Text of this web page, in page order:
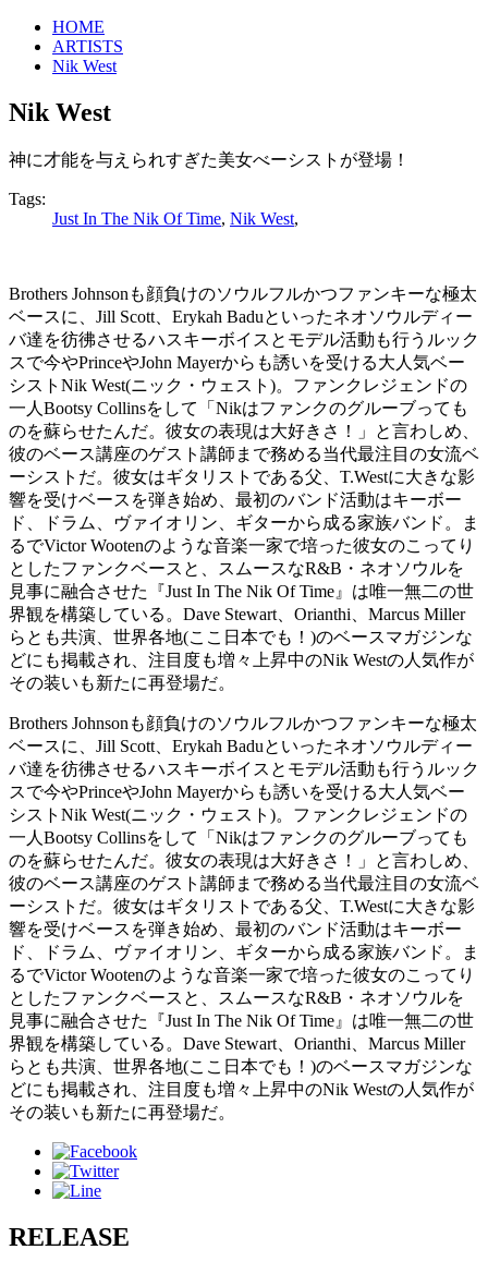
HOME
ARTISTS
Nik West
Nik West
神に才能を与えられすぎた美女べーシストが登場！
Tags:
Just In The Nik Of Time, Nik West,
Brothers Johnsonも顔負けのソウルフルかつファンキーな極太
ベースに、Jill Scott、Erykah Baduといったネオソウルディー
バ達を彷彿させるハスキーボイスとモデル活動も行うルック
スで今やPrinceやJohn Mayerからも誘いを受ける大人気ベー
シストNik West(ニック・ウェスト)。ファンクレジェンドの
一人Bootsy Collinsをして「Nikはファンクのグルーブっても
のを蘇らせたんだ。彼女の表現は大好きさ！」と言わしめ、
彼のベース講座のゲスト講師まで務める当代最注目の女流ベ
ーシストだ。彼女はギタリストである父、T.Westに大きな影
響を受けベースを弾き始め、最初のバンド活動はキーボー
ド、ドラム、ヴァイオリン、ギターから成る家族バンド。ま
るでVictor Wootenのような音楽一家で培った彼女のこってり
としたファンクベースと、スムースなR&B・ネオソウルを
見事に融合させた『Just In The Nik Of Time』は唯一無二の世
界観を構築している。Dave Stewart、Orianthi、Marcus Miller
らとも共演、世界各地(ここ日本でも！)のベースマガジンな
どにも掲載され、注目度も増々上昇中のNik Westの人気作が
その装いも新たに再登場だ。
Brothers Johnsonも顔負けのソウルフルかつファンキーな極太
ベースに、Jill Scott、Erykah Baduといったネオソウルディー
バ達を彷彿させるハスキーボイスとモデル活動も行うルック
スで今やPrinceやJohn Mayerからも誘いを受ける大人気ベー
シストNik West(ニック・ウェスト)。ファンクレジェンドの
一人Bootsy Collinsをして「Nikはファンクのグルーブっても
のを蘇らせたんだ。彼女の表現は大好きさ！」と言わしめ、
彼のベース講座のゲスト講師まで務める当代最注目の女流ベ
ーシストだ。彼女はギタリストである父、T.Westに大きな影
響を受けベースを弾き始め、最初のバンド活動はキーボー
ド、ドラム、ヴァイオリン、ギターから成る家族バンド。ま
るでVictor Wootenのような音楽一家で培った彼女のこってり
としたファンクベースと、スムースなR&B・ネオソウルを
見事に融合させた『Just In The Nik Of Time』は唯一無二の世
界観を構築している。Dave Stewart、Orianthi、Marcus Miller
らとも共演、世界各地(ここ日本でも！)のベースマガジンな
どにも掲載され、注目度も増々上昇中のNik Westの人気作が
その装いも新たに再登場だ。
RELEASE